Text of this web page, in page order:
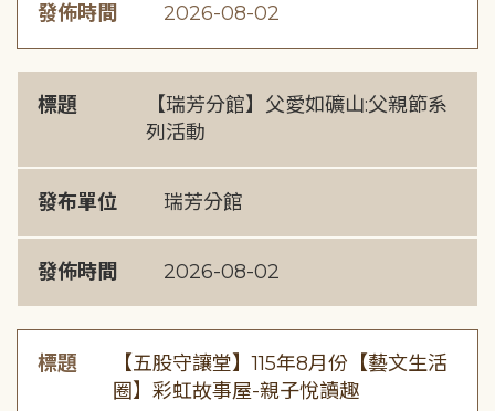
發佈時間 2026-08-02
標題
【瑞芳分館】父愛如礦山:父親節系
列活動
發布單位 瑞芳分館
發佈時間 2026-08-02
標題
【五股守讓堂】115年8月份【藝文生活
圈】彩虹故事屋-親子悅讀趣